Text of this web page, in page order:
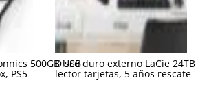
500GB USB
PS5
Disco duro externo LaCie 24TB
lector tarjetas, 5 años rescate